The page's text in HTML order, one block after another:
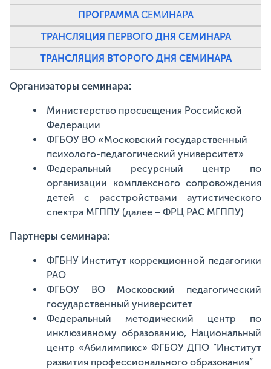
ПРОГРАММАСЕМИНАРА
ТРАНСЛЯЦИЯ ПЕРВОГО ДНЯ СЕМИНАРА
ТРАНСЛЯЦИЯ ВТОРОГО ДНЯ СЕМИНАРА
Организаторы семинара:
Министерство просвещения Российской
Федерации
ФГБОУ ВО «Московский государственный
психолого-педагогический университет»
Федеральный ресурсный центр по
организации комплексного сопровождения
детей с расстройствами аутистического
спектра МГППУ (далее − ФРЦ РАС МГППУ)
Партнеры семинара:
ФГБНУ Институт коррекционной педагогики
РАО
ФГБОУ ВО Московский педагогический
государственный университет
Федеральный методический центр по
инклюзивному образованию, Национальный
центр «Абилимпикс» ФГБОУ ДПО “Институт
развития профессионального образования”